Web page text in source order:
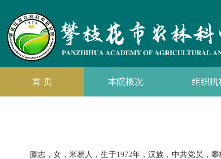
首 页 本院概况 组织机
滕志，女，米易人，生于1972年，汉族，中共党员，